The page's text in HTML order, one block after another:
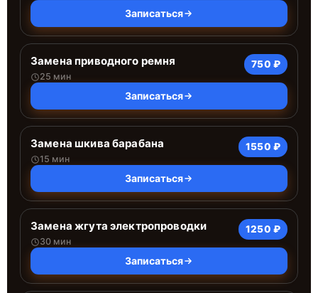
Записаться
Замена приводного ремня
25 мин
750 ₽
Записаться
Замена шкива барабана
15 мин
1550 ₽
Записаться
Замена жгута электропроводки
30 мин
1250 ₽
Записаться